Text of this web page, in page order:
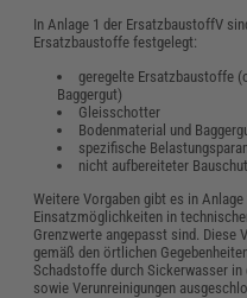
In Anlage 1 der ErsatzbaustoffV
Ersatzbaustoffe festgelegt:
geregelte Ersatzbaustoffe
Baggergut)
Gleisschotter
Bodenmaterial und
spezifische
nicht aufbereiteter
Weitere Vorgaben gibt es in
Einsatzmöglichkeiten in
Grenzwerte angepasst sind. Diese
gemäß den örtlichen
Schadstoffe durch Sickerwasser in
sowie Verunreinigungen